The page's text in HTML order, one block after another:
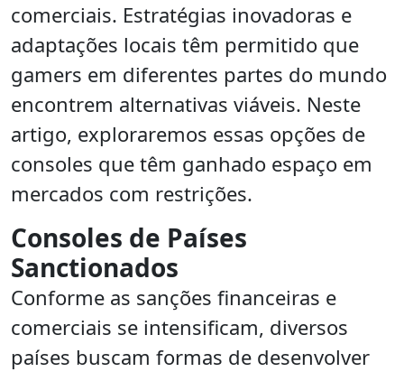
comerciais. Estratégias inovadoras e
adaptações locais têm permitido que
gamers em diferentes partes do mundo
encontrem alternativas viáveis. Neste
artigo, exploraremos essas opções de
consoles que têm ganhado espaço em
mercados com restrições.
Consoles de Países
Sanctionados
Conforme as sanções financeiras e
comerciais se intensificam, diversos
países buscam formas de desenvolver